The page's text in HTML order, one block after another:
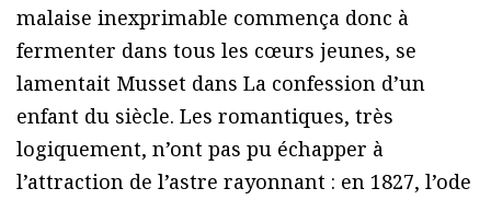
malaise inexprimable commença donc à
fermenter dans tous les cœurs jeunes, se
lamentait Musset dans La confession d’un
enfant du siècle. Les romantiques, très
logiquement, n’ont pas pu échapper à
l’attraction de l’astre rayonnant : en 1827, l’ode